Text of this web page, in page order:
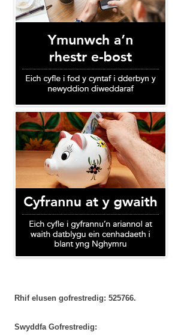
Rhif elusen gofrestredig: 525766.
Swyddfa Gofrestredig: